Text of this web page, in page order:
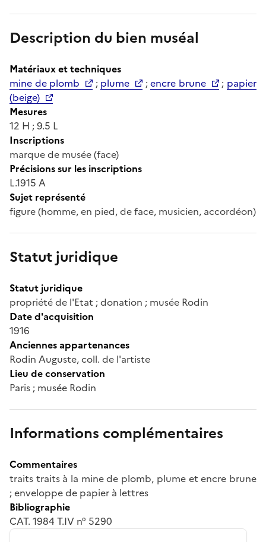
Description du bien muséal
Matériaux et techniques
mine de plomb
; plume ;encre brune ; papier
(beige)
Mesures
12 H ; 9.5 L
Inscriptions
marque de musée (face)
Précisions sur les inscriptions
L.1915 A
Sujet représenté
figure (homme, en pied, de face, musicien, accordéon)
Statut juridique
Statut juridique
propriété de l'Etat ; donation ; musée Rodin
Date d'acquisition
1916
Anciennes appartenances
Rodin Auguste, coll. de l'artiste
Lieu de conservation
Paris ; musée Rodin
Informations complémentaires
Commentaires
traits traits à la mine de plomb, plume et encre brune
; enveloppe de papier à lettres
Bibliographie
CAT. 1984 T.IV n° 5290